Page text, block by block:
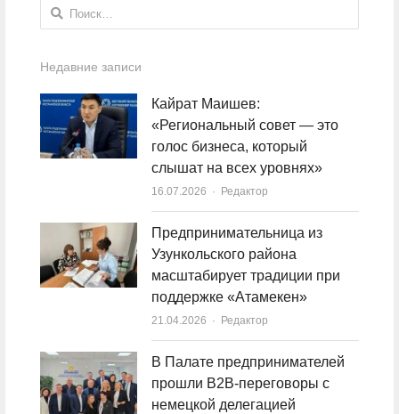
Найти:
Недавние записи
Кайрат Маишев:
«Региональный совет — это
голос бизнеса, который
слышат на всех уровнях»
16.07.2026 Author
Редактор
Предпринимательница из
Узункольского района
масштабирует традиции при
поддержке «Атамекен»
21.04.2026 Author
Редактор
В Палате предпринимателей
прошли B2B-переговоры с
немецкой делегацией